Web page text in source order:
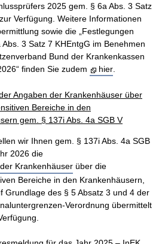
2025 gem. § 6a Abs. 3 Satz
Verfügung. Weitere Informationen
sowie die „Festlegungen
3 Satz 7 KHEntgG im Benehmen
Bund der Krankenkassen
finden Sie zudem
hier
Angaben der Krankenhäuser über
Bereiche in den
gem. § 137i Abs. 4a SGB V
wir Ihnen gem. § 137i Abs. 4a SGB
2026 die
Krankenhäuser über die
Bereiche in den Krankenhäusern,
Grundlage des § 5 Absatz 3 und 4 der
Verordnung übermittelt